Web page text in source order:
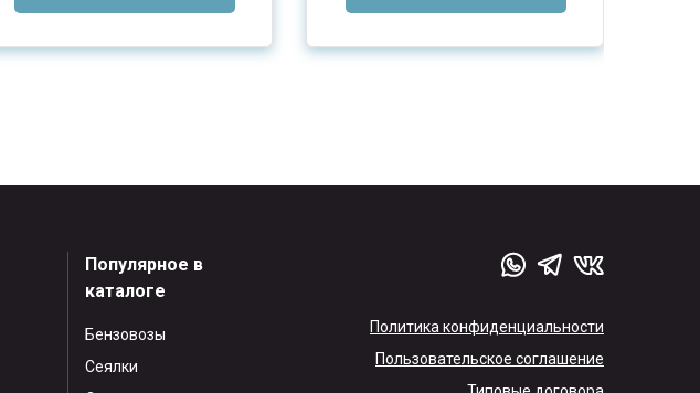
Популярное в
каталоге
Бензовозы
Сеялки
Политика конфиденциальности
Пользовательское соглашение